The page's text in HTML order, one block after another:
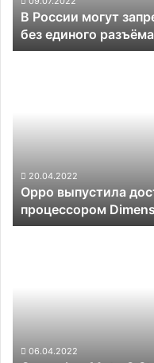
разъёма
для
зарядки
В России могут
без единого
процессором
Dimensity
700
20.04.2022
Oppo выпустила
процессором
чип06.04.2022